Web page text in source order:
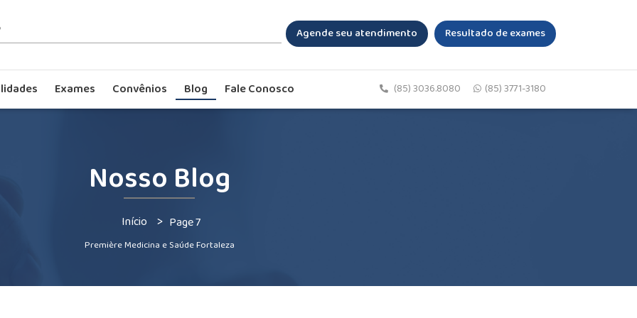
Agende seu atendimento Resultado de exames
Exames Convênios Blog Fale Conosco (85) 3036.8080 (85) 3771-3180
Nosso Blog
Início > Page 7
Première Medicina e Saúde Fortaleza